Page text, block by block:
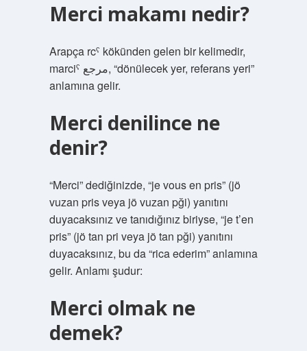
Merci makamı nedir?
Arapça rcˁ kökünden gelen bir kelimedir,
marciˁ مرجع, “dönülecek yer, referans yeri”
anlamına gelir.
Merci denilince ne
denir?
“Merci” dediğinizde, “je vous en pris” (jö
vuzan pris veya jö vuzan pği) yanıtını
duyacaksınız ve tanıdığınız biriyse, “je t’en
pris” (jö tan pri veya jö tan pği) yanıtını
duyacaksınız, bu da “rica ederim” anlamına
gelir. Anlamı şudur:
Merci olmak ne
demek?